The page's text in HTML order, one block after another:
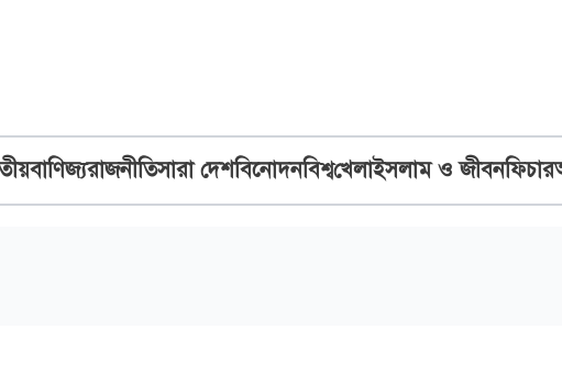
বাণিজ্যরাজনীতিসারা দেশবিনোদনবিশ্বখেলাইসলাম ও জীবনফিচার